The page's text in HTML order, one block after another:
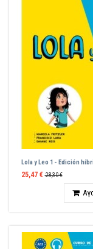
Lola y Leo 1 - Edición
25,47 € 28,30 €
Ποσότητα